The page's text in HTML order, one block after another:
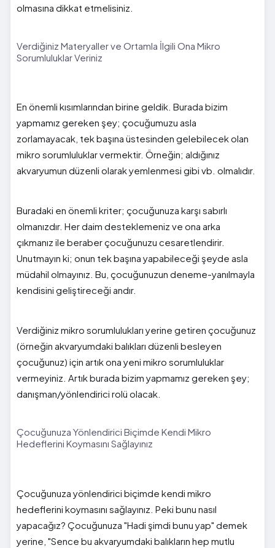
olmasına dikkat etmelisiniz.
Verdiğiniz Materyaller ve Ortamla İlgili Ona Mikro
Sorumluluklar Veriniz
En önemli kısımlarından birine geldik. Burada bizim
yapmamız gereken şey; çocuğumuzu asla
zorlamayacak, tek başına üstesinden gelebilecek olan
mikro sorumluluklar vermektir. Örneğin; aldığınız
akvaryumun düzenli olarak yemlenmesi gibi vb. olmalıdır.
Buradaki en önemli kriter; çocuğunuza karşı sabırlı
olmanızdır. Her daim desteklemeniz ve ona arka
çıkmanız ile beraber çocuğunuzu cesaretlendirir.
Unutmayın ki; onun tek başına yapabileceği şeyde asla
müdahil olmayınız. Bu, çocuğunuzun deneme-yanılmayla
kendisini geliştireceği andır.
Verdiğiniz mikro sorumlulukları yerine getiren çocuğunuz
(örneğin akvaryumdaki balıkları düzenli besleyen
çocuğunuz) için artık ona yeni mikro sorumluluklar
vermeyiniz. Artık burada bizim yapmamız gereken şey;
danışman/yönlendirici rolü olacak.
Çocuğunuza Yönlendirici Biçimde Kendi Mikro
Hedeflerini Koymasını Sağlayınız
Çocuğunuza yönlendirici biçimde kendi mikro
hedeflerini koymasını sağlayınız. Peki bunu nasıl
yapacağız? Çocuğunuza "Hadi şimdi bunu yap" demek
yerine, "Sence bu akvaryumdaki balıkların hep mutlu